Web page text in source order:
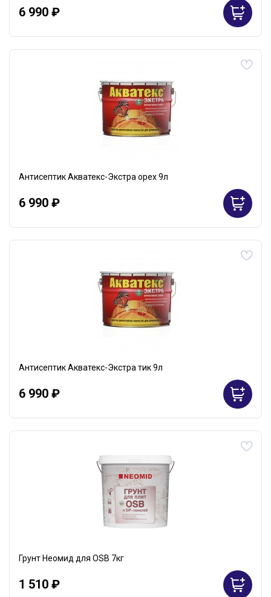
6 990 ₽
Антисептик Акватекс-Экстра орех 9л
6 990 ₽
Антисептик Акватекс-Экстра тик 9л
6 990 ₽
Грунт Неомид для OSB 7кг
1 510 ₽